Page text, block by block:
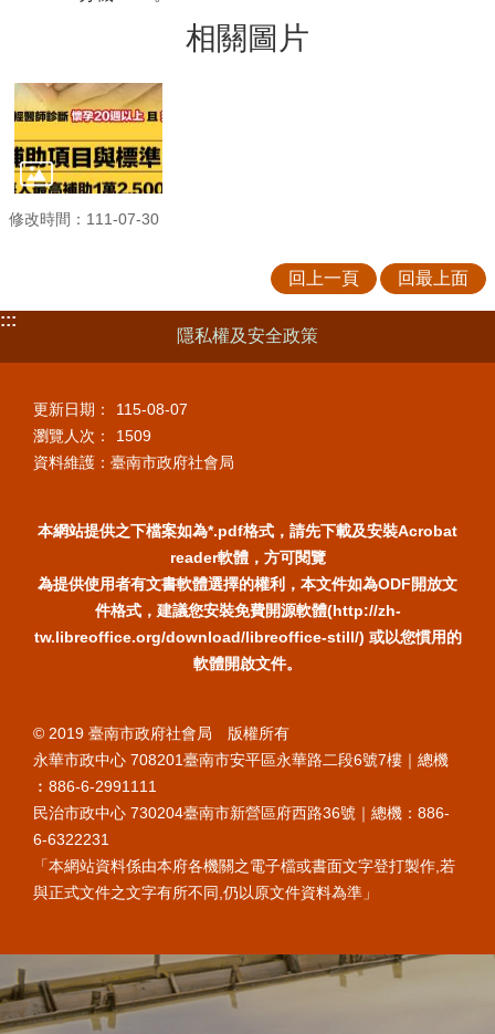
相關圖片
修改時間：111-07-30
回上一頁 回最上面
:::
隱私權及安全政策
更新日期：
115-08-07
瀏覽人次：
1509
資料維護：臺南市政府社會局
本網站提供之下檔案如為*.pdf格式，請先下載及安裝Acrobat
reader軟體，方可閱覽
為提供使用者有文書軟體選擇的權利，本文件如為ODF開放文
件格式，建議您安裝免費開源軟體(http://zh-
tw.libreoffice.org/download/libreoffice-still/) 或以您慣用的
軟體開啟文件。
© 2019 臺南市政府社會局 版權所有
永華市政中心 708201臺南市安平區永華路二段6號7樓｜總機
︰886-6-2991111
民治市政中心 730204臺南市新營區府西路36號｜總機：886-
6-6322231
「本網站資料係由本府各機關之電子檔或書面文字登打製作,若
與正式文件之文字有所不同,仍以原文件資料為準」